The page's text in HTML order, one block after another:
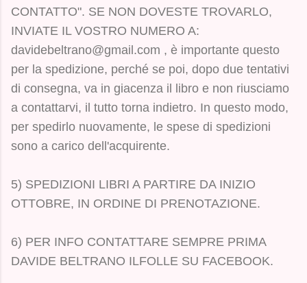
CONTATTO". SE NON DOVESTE TROVARLO,
INVIATE IL VOSTRO NUMERO A:
davidebeltrano@gmail.com , è importante questo
per la spedizione, perché se poi, dopo due tentativi
di consegna, va in giacenza il libro e non riusciamo
a contattarvi, il tutto torna indietro. In questo modo,
per spedirlo nuovamente, le spese di spedizioni
sono a carico dell'acquirente.
5) SPEDIZIONI LIBRI A PARTIRE DA INIZIO
OTTOBRE, IN ORDINE DI PRENOTAZIONE.
6) PER INFO CONTATTARE SEMPRE PRIMA
DAVIDE BELTRANO ILFOLLE SU FACEBOOK.